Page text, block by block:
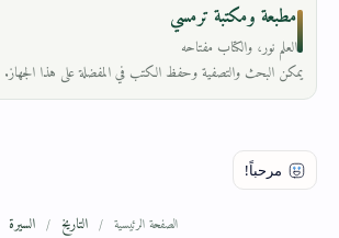
مطبعة ومكتبة ترمسي
العلم نور، والكتاب مفتاحه
يمكن البحث والتصفية وحفظ الكتب في المفضلة على هذا الجهاز.
الصفحة الرئيسية التاريخ السيرة